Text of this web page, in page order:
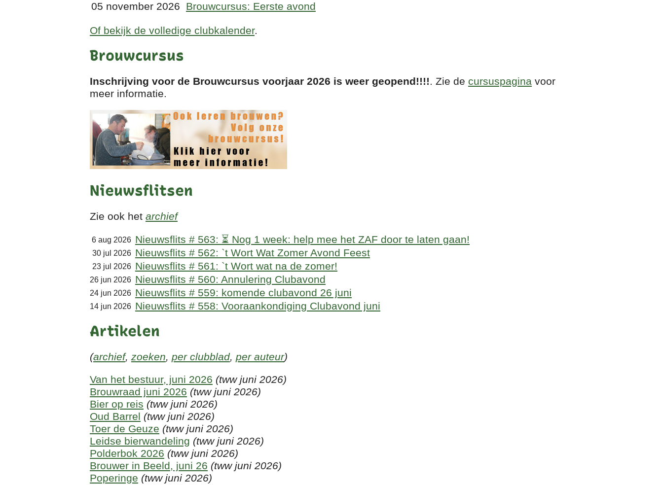
05 november 2026
Brouwcursus: Eerste avond
Of bekijk de volledige clubkalender.
Brouwcursus
Inschrijving voor de Brouwcursus voorjaar 2026 is weer geopend!!!!. Zie de cursuspagina voor
meer informatie.
Nieuwsflitsen
Zie ook het archief
6 aug 2026 Nieuwsflits # 563: ⏳ Nog 1 week: help mee het ZAF door te laten gaan!
30 jul 2026 Nieuwsflits # 562: `t Wort Wat Zomer Avond Feest
23 jul 2026 Nieuwsflits # 561: `t Wort wat na de zomer!
26 jun 2026 Nieuwsflits # 560: Annulering Clubavond
24 jun 2026 Nieuwsflits # 559: komende clubavond 26 juni
14 jun 2026 Nieuwsflits # 558: Vooraankondiging Clubavond juni
Artikelen
(archief, zoeken, per clubblad, per auteur)
Van het bestuur, juni 2026 (tww juni 2026)
Brouwraad juni 2026 (tww juni 2026)
Bier op reis (tww juni 2026)
Oud Barrel (tww juni 2026)
Toer de Geuze (tww juni 2026)
Leidse bierwandeling (tww juni 2026)
Polderbok 2026 (tww juni 2026)
Brouwer in Beeld, juni 26 (tww juni 2026)
Poperinge (tww juni 2026)